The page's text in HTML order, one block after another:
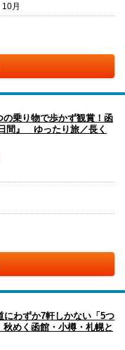
月
の乗り物で歩かず観賞！函
間』 ゆったり旅／長く
にわずか7軒しかない「5つ
めく函館・小樽・札幌と